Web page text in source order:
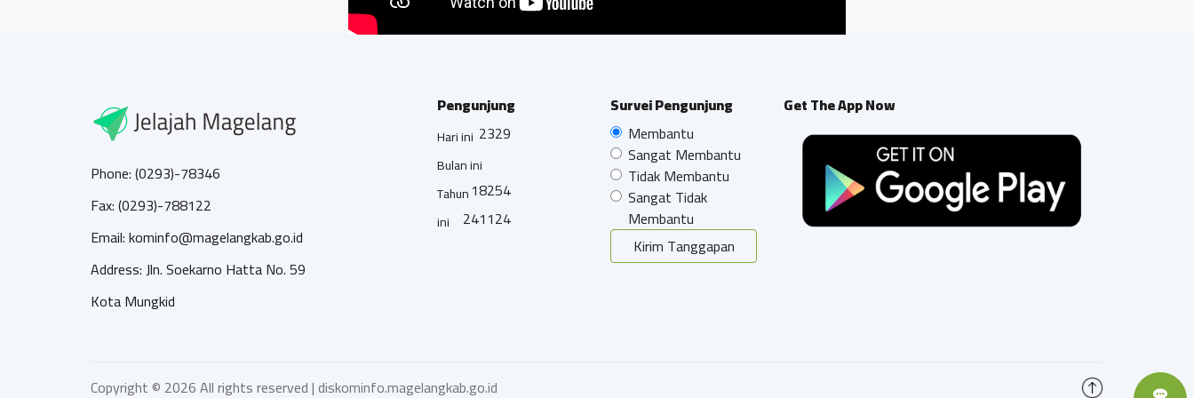
Phone: (0293)-78346
Fax: (0293)-788122
Email: kominfo@magelangkab.go.id
Address: Jln. Soekarno Hatta No. 59
Kota Mungkid
Pengunjung
Hari ini 2329
Bulan ini
18254
Tahun
ini
241124
Survei Pengunjung
Membantu
Sangat Membantu
Tidak Membantu
Sangat Tidak
Membantu
Kirim Tanggapan
Get The App Now
Copyright © 2026 All rights reserved |diskominfo.magelangkab.go.id